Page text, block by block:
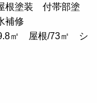
根塗装 付帯部塗
補修
㎡ 屋根/73㎡ シ